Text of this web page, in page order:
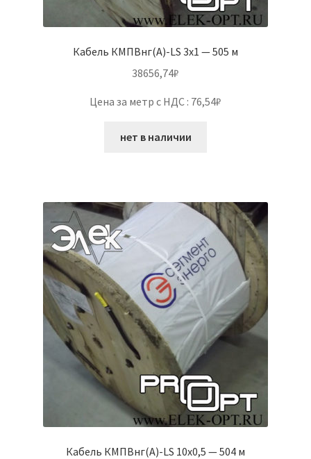
Кабель КМПВнг(А)-LS 3х1 — 505 м
38656,74₽
Цена за метр с НДС : 76,54₽
нет в наличии
Кабель КМПВнг(А)-LS 10х0,5 — 504 м